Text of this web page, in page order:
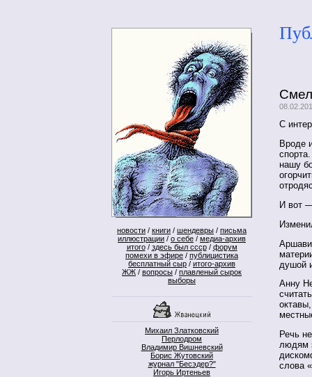
новости / книги / шендевры / письма
иллюстрации / о себе / медиа-архив
итого/ здесь был ссср/ форум
помехи в эфире / публицистика
бесплатный сыр / итого-архив
ЖЖ / вопросы / плавленый сырок
выборы
Михаил Златковский
Перлодром
Владимир Вишневский
Борис Жутовский
журнал "Бесэдер?"
Игорь Иртеньев
С
Вроде
нашу
И вот
душой
Анну
Речь
людям
слова